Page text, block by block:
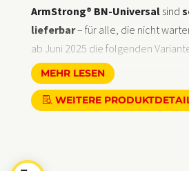
ArmStrong® BN-Universalsind
lieferbar– für alle, die nicht
ab Juni 2025 die folgenden
Lagervorrat:
Blechformat 3,0 × 1,5 m
Zulässige Fachlast: 2,5 t
WEITERE
MEHR LESEN